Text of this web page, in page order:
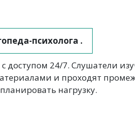
психолога .
доступом 24/7. Слушатели
и проходят
нагрузку.